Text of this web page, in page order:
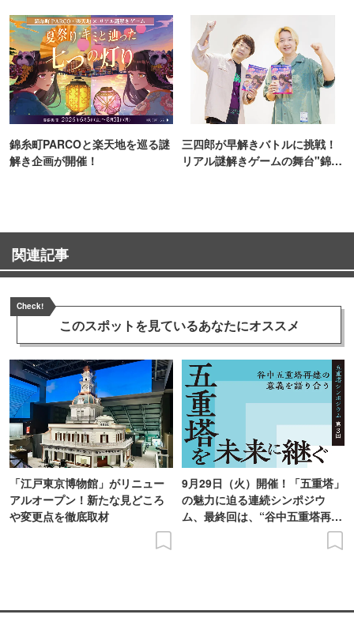
錦糸町PARCOと楽天地を巡る謎
解き企画が開催！
三四郎が早解きバトルに挑戦！
リアル謎解きゲームの舞台"錦糸
関連記事
Check!
このスポットを見ているあなたにオススメ
「江戸東京博物館」がリニュー
アルオープン！新たな見どころ
や変更点を徹底取材
9月29日（火）開催！「五重塔」
の魅力に迫る連続シンポジウ
ム、最終回は、“谷中五重塔再建